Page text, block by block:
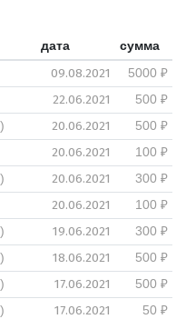
дата
сумма
09.08.2021
5000 ₽
22.06.2021
500 ₽
20.06.2021
500 ₽
20.06.2021
100 ₽
20.06.2021
300 ₽
20.06.2021
100 ₽
19.06.2021
300 ₽
18.06.2021
500 ₽
17.06.2021
500 ₽
17.06.2021 50 ₽